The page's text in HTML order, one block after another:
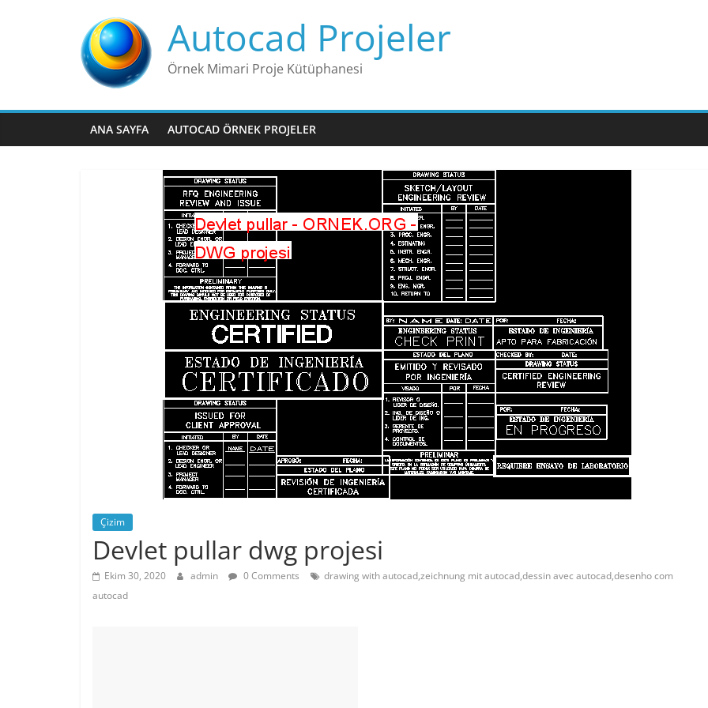
Autocad Projeler
Örnek Mimari Proje Kütüphanesi
ANA SAYFA AUTOCAD ÖRNEK PROJELER
Çizim
Devlet pullar dwg projesi
Ekim 30, 2020 admin 0 Comments
drawing with autocad,zeichnung mit autocad,dessin avec autocad,desenho com
autocad